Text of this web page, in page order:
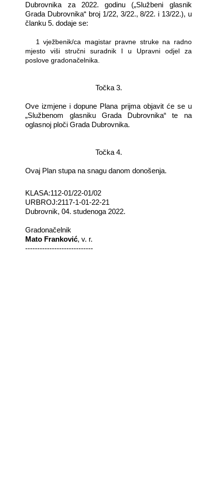
Dubrovnika za 2022. godinu („Službeni glasnik
Grada Dubrovnika“ broj 1/22, 3/22., 8/22. i 13/22.), u
članku 5. dodaje se:
1 vježbenik/ca magistar pravne struke na radno
mjesto viši stručni suradnik I u Upravni odjel za
poslove gradonačelnika.
Točka 3.
Ove izmjene i dopune Plana prijma objavit će se u
„Službenom glasniku Grada Dubrovnika“ te na
oglasnoj ploči Grada Dubrovnika.
Točka 4.
Ovaj Plan stupa na snagu danom donošenja.
KLASA:112-01/22-01/02
URBROJ:2117-1-01-22-21
Dubrovnik, 04. studenoga 2022.
Gradonačelnik
Mato Franković, v. r.
----------------------------